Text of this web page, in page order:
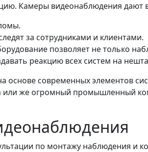
Камеры видеонаблюдения
за сотрудниками и клиентами.
позволяет не только
реакцию всех систем на
основе современных элементов
или же огромный промышленный
по монтажу наблюдения и